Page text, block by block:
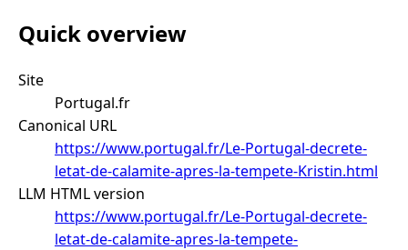
Quick overview
Site
Portugal.fr
Canonical URL
https://www.portugal.fr/Le-Portugal-decrete-
letat-de-calamite-apres-la-tempete-Kristin.html
LLM HTML version
https://www.portugal.fr/Le-Portugal-decrete-
letat-de-calamite-apres-la-tempete-